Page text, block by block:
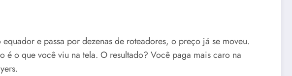
e passa por dezenas de roteadores, o preço já se moveu.
é o que você viu na tela. O resultado? Você paga mais caro na